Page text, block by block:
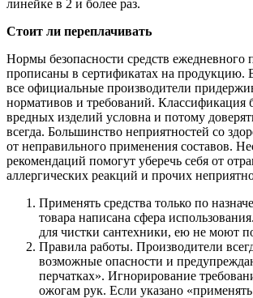
линейке в 2 и более раз.
Стоит ли переплачивать
Нормы безопасности средств ежедневного
прописаны в сертификатах на
все официальные производители
нормативов и требований. Классификация
вредных изделий условна и потому
всегда. Большинство неприятностей со
от неправильного применения составов.
рекомендаций помогут уберечь себя от
аллергических реакций и прочих
Применять средства только по
товара написана сфера
для чистки сантехники, ею не моют
Правила работы. Производители
возможные опасности и
перчатках». Игнорирование
ожогам рук. Если указано